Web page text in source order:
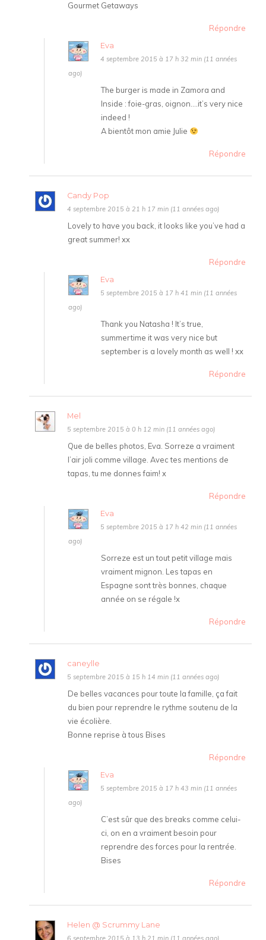
Gourmet Getaways
Répondre
Eva
4 septembre 2015 à 17 h 32 min (11 années
ago)
The burger is made in Zamora and
Inside : foie-gras, oignon….it’s very nice
indeed !
A bientôt mon amie Julie
Répondre
Candy Pop
4 septembre 2015 à 21 h 17 min (11 années ago)
Lovely to have you back, it looks like you’ve had a
great summer! xx
Répondre
Eva
5 septembre 2015 à 17 h 41 min (11 années
ago)
Thank you Natasha ! It’s true,
summertime it was very nice but
september is a lovely month as well ! xx
Répondre
Mel
5 septembre 2015 à 0 h 12 min (11 années ago)
Que de belles photos, Eva. Sorreze a vraiment
l’air joli comme village. Avec tes mentions de
tapas, tu me donnes faim! x
Répondre
Eva
5 septembre 2015 à 17 h 42 min (11 années
ago)
Sorreze est un tout petit village mais
vraiment mignon. Les tapas en
Espagne sont très bonnes, chaque
année on se régale !x
Répondre
caneylle
5 septembre 2015 à 15 h 14 min (11 années ago)
De belles vacances pour toute la famille, ça fait
du bien pour reprendre le rythme soutenu de la
vie écolière.
Bonne reprise à tous Bises
Répondre
Eva
5 septembre 2015 à 17 h 43 min (11 années
ago)
C’est sûr que des breaks comme celui-
ci, on en a vraiment besoin pour
reprendre des forces pour la rentrée.
Bises
Répondre
Helen @ Scrummy Lane
6 septembre 2015 à 13 h 21 min (11 années ago)